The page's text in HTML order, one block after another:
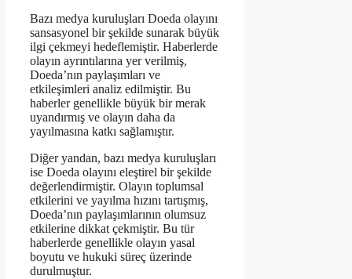
Bazı medya kuruluşları Doeda olayını
sansasyonel bir şekilde sunarak büyük
ilgi çekmeyi hedeflemiştir. Haberlerde
olayın ayrıntılarına yer verilmiş,
Doeda’nın paylaşımları ve
etkileşimleri analiz edilmiştir. Bu
haberler genellikle büyük bir merak
uyandırmış ve olayın daha da
yayılmasına katkı sağlamıştır.
Diğer yandan, bazı medya kuruluşları
ise Doeda olayını eleştirel bir şekilde
değerlendirmiştir. Olayın toplumsal
etkilerini ve yayılma hızını tartışmış,
Doeda’nın paylaşımlarının olumsuz
etkilerine dikkat çekmiştir. Bu tür
haberlerde genellikle olayın yasal
boyutu ve hukuki süreç üzerinde
durulmuştur.